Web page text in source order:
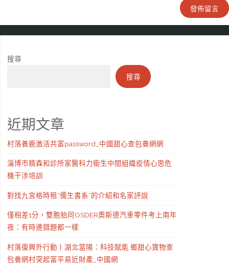
搜尋
搜尋
近期文章
村落養鹿激活共富password_中國甜心查包養網網
淄博市精森和診所家醫科力衛生中間組織疫情心思危
機干涉培訓
對找九宮格時租“儒生書系”的介紹和名家評說
僅相差1分，雙胞胎同OSDER奧斯德汽車零件考上南年
夜：有時連錯題都一樣
村落復興外行動丨湖北當陽：科技賦能 鄉甜心寶物查
包養網村突起富平易近財產_中國網